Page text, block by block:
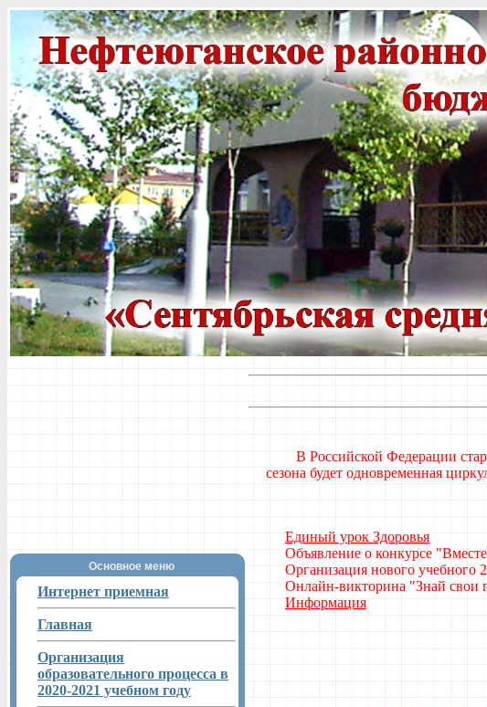
Основное меню
Интернет приемная
Главная
Организация
образовательного процесса в
2020-2021 учебном году
В Российской Федерации
сезона будет одновременная
Единый урок Здоровья
Объявление о конкурсе
Организация нового учебного
Онлайн-викторина "Знай свои
Информация